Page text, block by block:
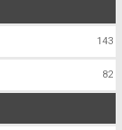
143
82